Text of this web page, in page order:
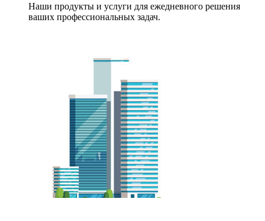
Наши продукты и услуги для ежедневного решения
ваших профессиональных задач.